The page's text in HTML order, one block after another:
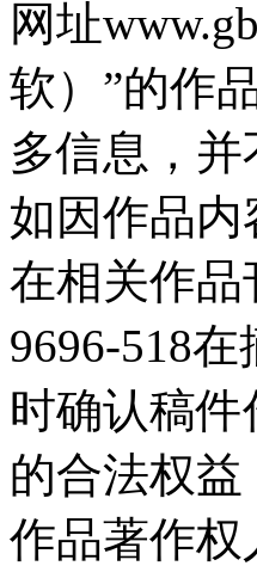
网址
软）”的作
多信息，
如因作品
在相关作品
9696-518
时确认稿
的合法权
作品著作